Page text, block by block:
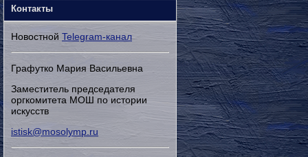
Контакты
Новостной Telegram-канал
Графутко Мария Васильевна
Заместитель председателя
оргкомитета МОШ по истории
искусств
istisk@mosolymp.ru